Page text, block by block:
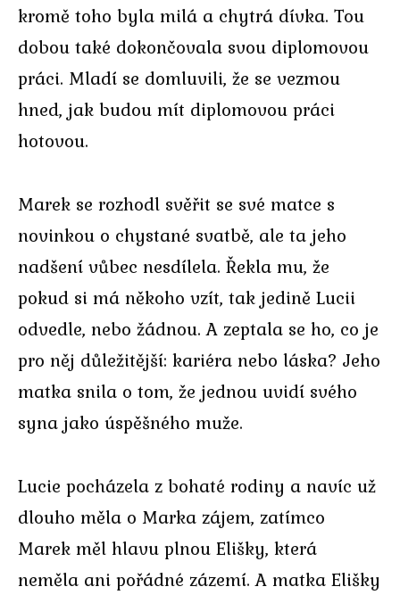
kromě toho byla milá a chytrá dívka. Tou
dobou také dokončovala svou diplomovou
práci. Mladí se domluvili, že se vezmou
hned, jak budou mít diplomovou práci
hotovou.
Marek se rozhodl svěřit se své matce s
novinkou o chystané svatbě, ale ta jeho
nadšení vůbec nesdílela. Řekla mu, že
pokud si má někoho vzít, tak jedině Lucii
odvedle, nebo žádnou. A zeptala se ho, co je
pro něj důležitější: kariéra nebo láska? Jeho
matka snila o tom, že jednou uvidí svého
syna jako úspěšného muže.
Lucie pocházela z bohaté rodiny a navíc už
dlouho měla o Marka zájem, zatímco
Marek měl hlavu plnou Elišky, která
neměla ani pořádné zázemí. A matka Elišky